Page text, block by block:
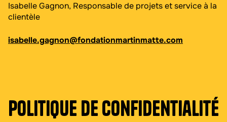
Isabelle Gagnon, Responsable de projets et service à la
clientèle
isabelle.gagnon@fondationmartinmatte.com
Politique de confidentialité